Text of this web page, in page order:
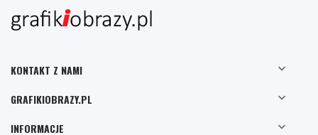
KONTAKT Z NAMI 
GRAFIKIOBRAZY.PL 
INFORMACJE 